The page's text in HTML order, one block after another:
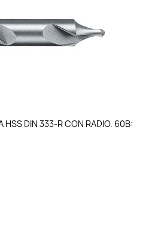
HSS DIN 333-R CON RADIO. 60B: